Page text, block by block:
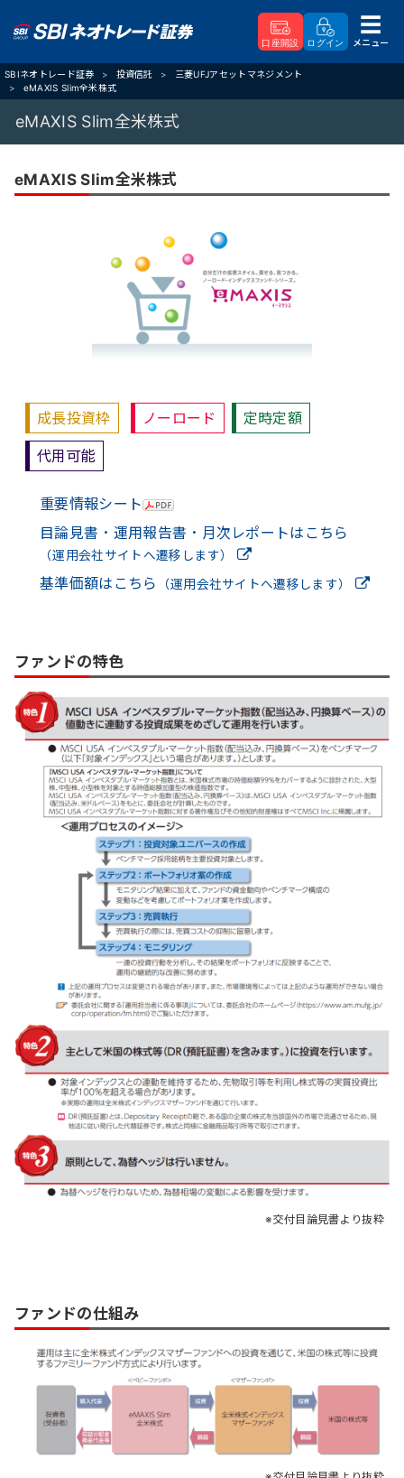
口座開設 ログイン メニュー
SBIネオトレード証券 投資信託
三菱UFJアセットマネジメント
eMAXIS Slim全米株式
eMAXIS Slim全米株式
eMAXIS Slim全米株式
成長投資枠 ノーロード 定時定額
代用可能
重要情報シート
目論見書・運用報告書・月次レポートはこちら
（運用会社サイトへ遷移します）
基準価額はこちら （運用会社サイトへ遷移します）
ファンドの特色
交付目論見書より抜粋
ファンドの仕組み